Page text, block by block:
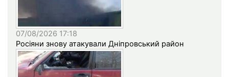
07/08/2026 17:18
Росіяни знову атакували Дніпровський район